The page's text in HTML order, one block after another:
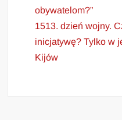
obywatelom?”
1513. dzień wojny.
inicjatywę? Tylko w
Kijów